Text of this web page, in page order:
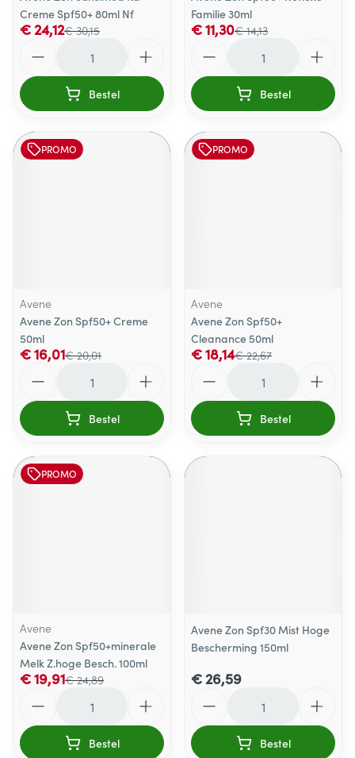
Creme Spf50+ 80ml Nf
€ 30,15
€ 24,12
Bestel
Familie 30ml
€ 14,13
€ 11,30
Bestel
PROMO
Avene
Avene Zon Spf50+ Creme
50ml
€ 20,01
€ 16,01
Bestel
PROMO
Avene
Avene Zon Spf50+
Cleanance 50ml
€ 22,67
€ 18,14
Bestel
PROMO
Avene
Avene Zon Spf50+minerale
Melk Z.hoge Besch. 100ml
€ 24,89
€ 19,91
Bestel
Avene Zon Spf30 Mist Hoge
Bescherming 150ml
€ 26,59
Bestel